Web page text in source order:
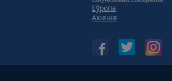
Еўропа
Акіянія